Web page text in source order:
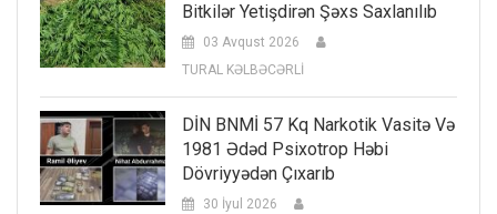
Bitkilər Yetişdirən Şəxs Saxlanılıb
03 Avqust 2026
TURAL KƏLBƏCƏRLİ
DİN BNMİ 57 Kq Narkotik Vasitə Və
1981 Ədəd Psixotrop Həbi
Dövriyyədən Çıxarıb
30 İyul 2026